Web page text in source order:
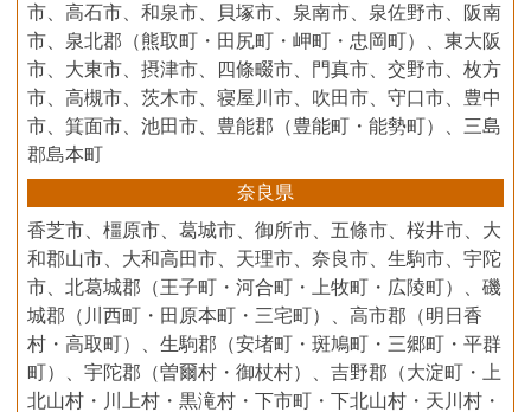
市、高石市、和泉市、貝塚市、泉南市、泉佐野市、阪南
市、泉北郡（熊取町・田尻町・岬町・忠岡町）、東大阪
市、大東市、摂津市、四條畷市、門真市、交野市、枚方
市、高槻市、茨木市、寝屋川市、吹田市、守口市、豊中
市、箕面市、池田市、豊能郡（豊能町・能勢町）、三島
郡島本町
奈良県
香芝市、橿原市、葛城市、御所市、五條市、桜井市、大
和郡山市、大和高田市、天理市、奈良市、生駒市、宇陀
市、北葛城郡（王子町・河合町・上牧町・広陵町）、磯
城郡（川西町・田原本町・三宅町）、高市郡（明日香
村・高取町）、生駒郡（安堵町・斑鳩町・三郷町・平群
町）、宇陀郡（曽爾村・御杖村）、吉野郡（大淀町・上
北山村・川上村・黒滝村・下市町・下北山村・天川村・